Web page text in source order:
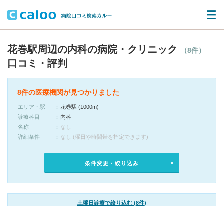
花巻駅周辺の内科の病院・クリニック （8件）
口コミ・評判
8件の医療機関が見つかりました
エリア・駅
花巻駅 (1000m)
診療科目
内科
名称
なし
詳細条件
なし (曜日や時間帯を指定できます)
条件変更・絞り込み
土曜日診療で絞り込む (8件)